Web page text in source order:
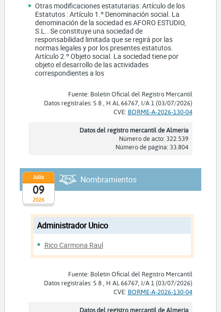
Otras modificaciones estatutarias: Artículo de los
Estatutos : Artículo 1.º Denominación social. La
denominación de la sociedad es AFORO ESTUDIO,
S.L.. Se constituye una sociedad de
responsabilidad limitada que se regirá por las
normas legales y por los presentes estatutos.
Artículo 2.º Objeto social. La sociedad tiene por
objeto el desarrollo de las actividades
correspondientes a los
Fuente: Boletín Oficial del Registro Mercantil
Datos registrales: S 8 , H AL 66767, I/A 1 (03/07/2026)
CVE: BORME-A-2026-130-04
Datos del registro mercantil de Almeria
Número de acto: 322.539
Número de página: 33.804
2026
Julio
09
Nombramientos
Administrador Unico
Rico Carmona Raul
Fuente: Boletín Oficial del Registro Mercantil
Datos registrales: S 8 , H AL 66767, I/A 1 (03/07/2026)
CVE: BORME-A-2026-130-04
Datos del registro mercantil de Almeria